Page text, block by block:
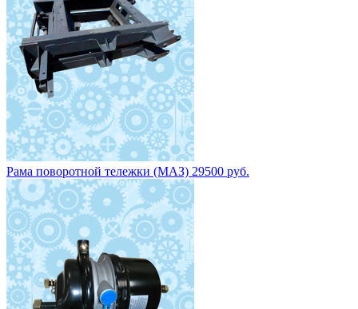
Рама поворотной тележки (МАЗ) 29500 руб.